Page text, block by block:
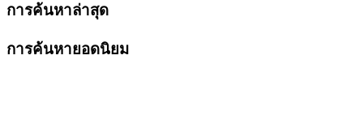
การค้นหาล่าสุด
การค้นหายอดนิยม